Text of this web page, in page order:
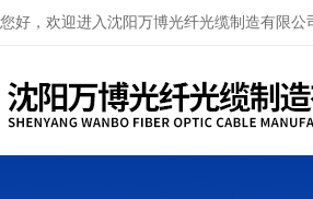
您好，欢迎进入沈阳万博光纤光缆制造有限公